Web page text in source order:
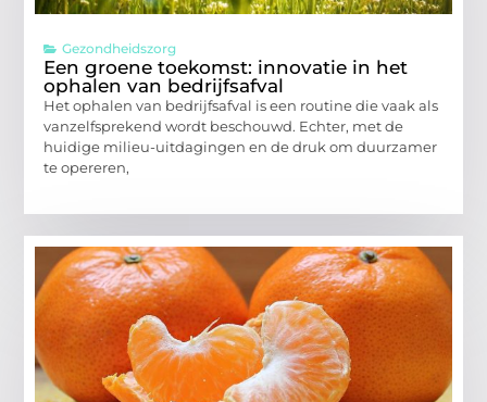
Gezondheidszorg
Een groene toekomst: innovatie in het
ophalen van bedrijfsafval
Het ophalen van bedrijfsafval is een routine die vaak als
vanzelfsprekend wordt beschouwd. Echter, met de
huidige milieu-uitdagingen en de druk om duurzamer
te opereren,